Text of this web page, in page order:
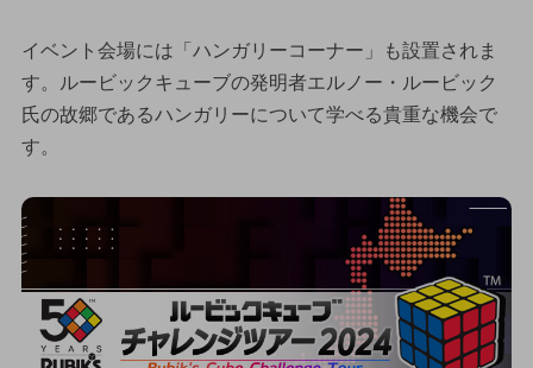
イベント会場には「ハンガリーコーナー」も設置されま
す。ルービックキューブの発明者エルノー・ルービック
氏の故郷であるハンガリーについて学べる貴重な機会で
す。